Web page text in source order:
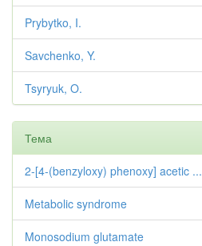
Prybytko, I.
Savchenko, Y.
Tsyryuk, O.
Тема
2-[4-(benzyloxy) phenoxy] acetic ...
Metabolic syndrome
Monosodium glutamate